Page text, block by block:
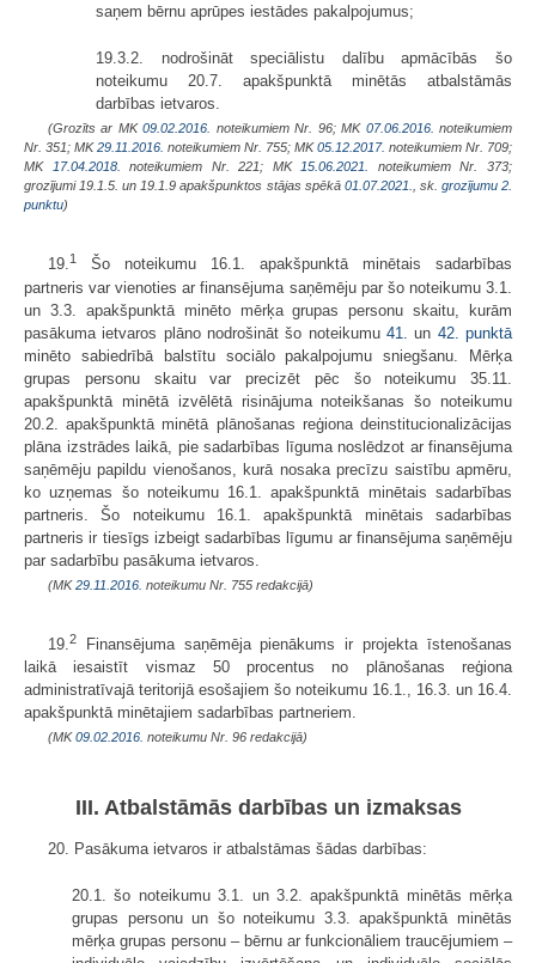
saņem bērnu aprūpes iestādes pakalpojumus;
19.3.2. nodrošināt speciālistu dalību apmācībās šo
noteikumu 20.7. apakšpunktā minētās atbalstāmās
darbības ietvaros.
(Grozīts ar MK09.02.2016. noteikumiem Nr. 96; MK 07.06.2016. noteikumiem
Nr. 351; MK29.11.2016. noteikumiem Nr. 755; MK05.12.2017. noteikumiem Nr. 709;
MK
17.04.2018. noteikumiem Nr. 221; MK 15.06.2021.
noteikumiem Nr. 373;
grozījumi 19.1.5. un 19.1.9 apakšpunktos stājas spēkā 01.07.2021. , sk. grozījumu 2.
punktu)
19.1
Šo noteikumu 16.1. apakšpunktā minētais sadarbības
partneris var vienoties ar finansējuma saņēmēju par šo noteikumu 3.1.
un 3.3. apakšpunktā minēto mērķa grupas personu skaitu, kurām
pasākuma ietvaros plāno nodrošināt šo noteikumu 41.un 42. punktā
minēto sabiedrībā balstītu sociālo pakalpojumu sniegšanu. Mērķa
grupas personu skaitu var precizēt pēc šo noteikumu 35.11.
apakšpunktā minētā izvēlētā risinājuma noteikšanas šo noteikumu
20.2. apakšpunktā minētā plānošanas reģiona deinstitucionalizācijas
plāna izstrādes laikā, pie sadarbības līguma noslēdzot ar finansējuma
saņēmēju papildu vienošanos, kurā nosaka precīzu saistību apmēru,
ko uzņemas šo noteikumu 16.1. apakšpunktā minētais sadarbības
partneris. Šo noteikumu 16.1. apakšpunktā minētais sadarbības
partneris ir tiesīgs izbeigt sadarbības līgumu ar finansējuma saņēmēju
par sadarbību pasākuma ietvaros.
(MK29.11.2016. noteikumu Nr. 755 redakcijā)
19. 2
Finansējuma saņēmēja pienākums ir projekta īstenošanas
laikā iesaistīt vismaz 50 procentus no plānošanas reģiona
administratīvajā teritorijā esošajiem šo noteikumu 16.1., 16.3. un 16.4.
apakšpunktā minētajiem sadarbības partneriem.
(MK09.02.2016. noteikumu Nr. 96 redakcijā)
III. Atbalstāmās darbības un izmaksas
20. Pasākuma ietvaros ir atbalstāmas šādas darbības:
20.1. šo noteikumu 3.1. un 3.2. apakšpunktā minētās mērķa
grupas personu un šo noteikumu 3.3. apakšpunktā minētās
mērķa grupas personu – bērnu ar funkcionāliem traucējumiem –